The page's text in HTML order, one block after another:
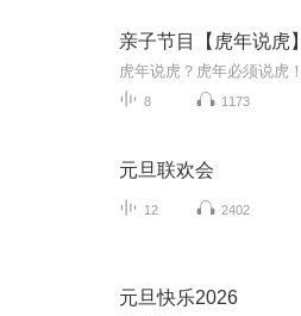
8 1173
元旦联欢会
12 2402
元旦快乐2026